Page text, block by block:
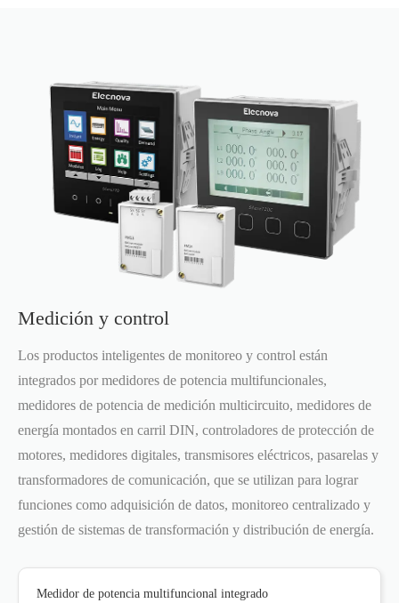
Medición y control
Los productos inteligentes de monitoreo y control están
integrados por medidores de potencia multifuncionales,
medidores de potencia de medición multicircuito, medidores de
energía montados en carril DIN, controladores de protección de
motores, medidores digitales, transmisores eléctricos, pasarelas y
transformadores de comunicación, que se utilizan para lograr
funciones como adquisición de datos, monitoreo centralizado y
gestión de sistemas de transformación y distribución de energía.
Medidor de potencia multifuncional integrado